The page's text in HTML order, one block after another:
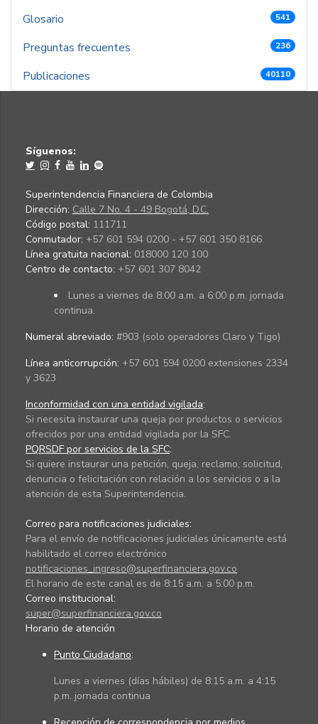
Glosario 541
Preguntas frecuentes 236
Publicaciones 40110
Síguenos:
Superintendencia Financiera de Colombia
Dirección: Calle 7 No. 4 - 49 Bogotá, D.C.
Código postal: 111711
Conmutador: +57 601 594 0200 - +57 601 350 8166
Línea gratuita nacional: 018000 120 100
Centro de contacto: +57 601 307 8042
Lunes a viernes de 8:00 a.m. a 6:00 p.m. jornada
continua.
Numeral abreviado: #903 (solo operadores Claro y Tigo)
Línea anticorrupción: +57 601 594 0200 extensiones 2334
y 3623
Inconformidad con una entidad vigilada:
Si necesita instaurar una queja por productos o servicios
ofrecidos por una entidad vigilada por la SFC.
PQRSDF por servicios de la SFC:
Si quiere instaurar una petición, queja, reclamo, solicitud,
denuncia o felicitación con relación a los servicios o a la
atención de esta Superintendencia.
Correo para notificaciones judiciales:
Para el envío de notificaciones judiciales únicamente está
habilitado el correo electrónico
notificaciones_ingreso@superfinanciera.gov.co
El horario de este canal es de 8:15 a.m. a 5:00 p.m.
Correo institucional:
super@superfinanciera.gov.co
Horario de atención
Punto Ciudadano:
Lunes a viernes (días hábiles) de 8:15 a.m. a 4:15
p.m. jornada continua